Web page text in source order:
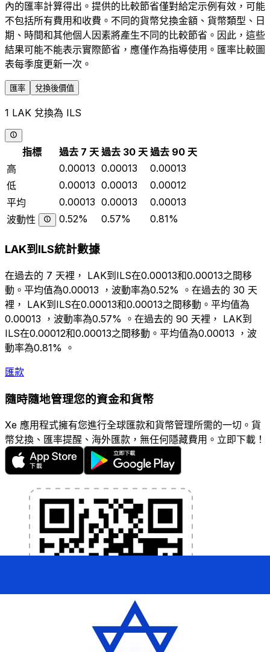
內的匯率計算得出。提供的比較節省僅對給定示例有效，可能
不包括所有費用和收費。不同的貨幣兌換金額、貨幣類型、日
期、時間和其他個人因素將產生不同的比較節省。因此，這些
結果可能不能表示實際節省，應僅作為指導使用。匯率比較圖
表每季度更新一次。
匯率 兌換後價值
1 LAK 兌換為 ILS
指標 過去 7 天 過去 30 天 過去 90 天
高
0.00013 0.00013
0.00013
低
0.00013 0.00013
0.00012
平均
0.00013 0.00013
0.00013
波動性
0.52% 0.57% 0.81%
LAK到ILS統計數據
在過去的 7 天裡， LAK到ILS在0.00013和0.00013之間移
動。平均值為0.00013 ，波動率為0.52% 。在過去的 30 天
裡， LAK到ILS在0.00013和0.00013之間移動。平均值為
0.00013 ，波動率為0.57% 。在過去的 90 天裡， LAK到
ILS在0.00012和0.00013之間移動。平均值為0.00013 ，波
動率為0.81% 。
匯款
隨時隨地管理您的資金和貨幣
Xe 應用程式擁有您進行全球匯款和貨幣管理所需的一切。貨
幣兌換、匯率提醒、海外匯款，無任何隱藏費用。立即下載！